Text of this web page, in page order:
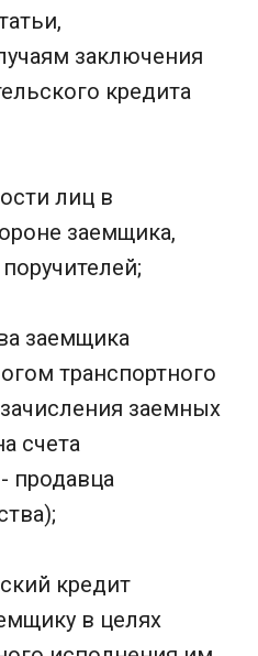
заключения
кредита
лиц в
заемщика,
заемщика
транспортного
заемных
счета
продавца
кредит
в целях